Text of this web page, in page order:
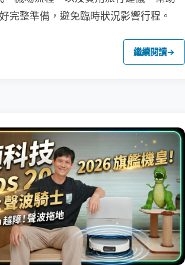
完整準備，避免臨時狀況影響行程。
繼續閱讀→